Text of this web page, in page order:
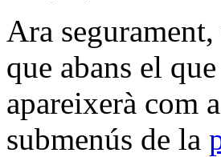
Ara
que abans el
apareixerà com
submenús de la